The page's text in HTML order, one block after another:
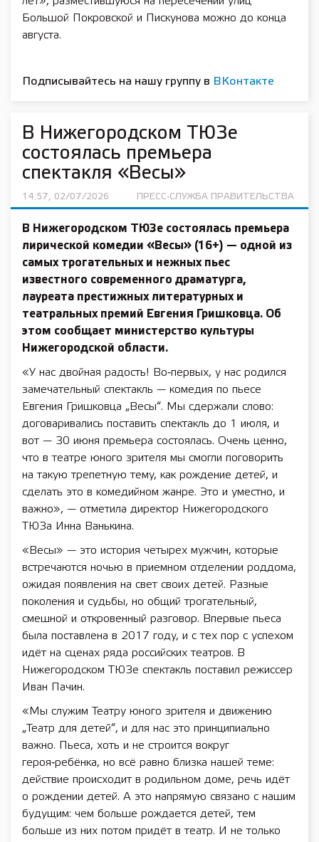
Большой Покровской и Пискунова можно до конца
августа.
Подписывайтесь на нашу группу в ВКонтакте
В Нижегородском ТЮЗе
состоялась премьера
спектакля «Весы»
14:57, 02/07/2026 ПРЕСС-СЛУЖБА ПРАВИТЕЛЬСТВА
В Нижегородском ТЮЗе состоялась премьера
лирической комедии «Весы» (16+) — одной из
самых трогательных и нежных пьес
известного современного драматурга,
лауреата престижных литературных и
театральных премий Евгения Гришковца. Об
этом сообщает министерство культуры
Нижегородской области.
«У нас двойная радость! Во‑первых, у нас родился
замечательный спектакль — комедия по пьесе
Евгения Гришковца „Весы“. Мы сдержали слово:
договаривались поставить спектакль до 1 июля, и
вот — 30 июня премьера состоялась. Очень ценно,
что в театре юного зрителя мы смогли поговорить
на такую трепетную тему, как рождение детей, и
сделать это в комедийном жанре. Это и уместно, и
важно», — отметила директор Нижегородского
ТЮЗа Инна Ванькина.
«Весы» — это история четырех мужчин, которые
встречаются ночью в приемном отделении роддома,
ожидая появления на свет своих детей. Разные
поколения и судьбы, но общий трогательный,
смешной и откровенный разговор. Впервые пьеса
была поставлена в 2017 году, и с тех пор с успехом
идёт на сценах ряда российских театров. В
Нижегородском ТЮЗе спектакль поставил режиссер
Иван Пачин.
«Мы служим Театру юного зрителя и движению
„Театр для детей“, и для нас это принципиально
важно. Пьеса, хоть и не строится вокруг
героя‑ребёнка, но всё равно близка нашей теме:
действие происходит в родильном доме, речь идёт
о рождении детей. А это напрямую связано с нашим
будущим: чем больше рождается детей, тем
больше из них потом придёт в театр. И не только